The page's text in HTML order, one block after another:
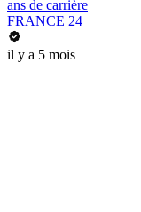
ans de carrière
FRANCE 24
il y a 5 mois